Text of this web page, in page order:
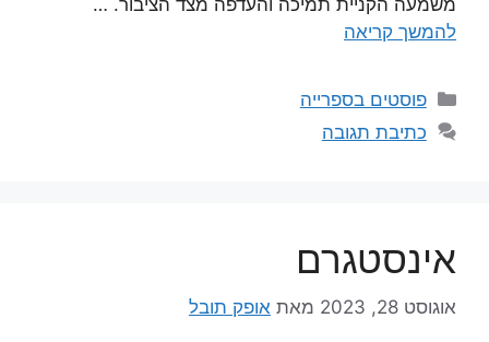
להמשך קריאה
קטגוריות
פוסטים בספרייה
כתיבת תגובה
אינסטגרם
אוגוסט 28, 2023 מאת אופק תובל